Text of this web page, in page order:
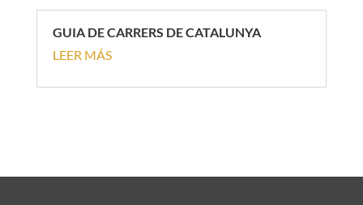
GUIA DE CARRERS DE CATALUNYA
LEER MÁS